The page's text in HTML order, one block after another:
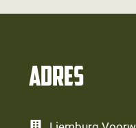
Adres